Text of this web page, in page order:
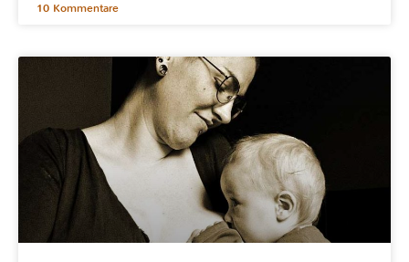
10 Kommentare